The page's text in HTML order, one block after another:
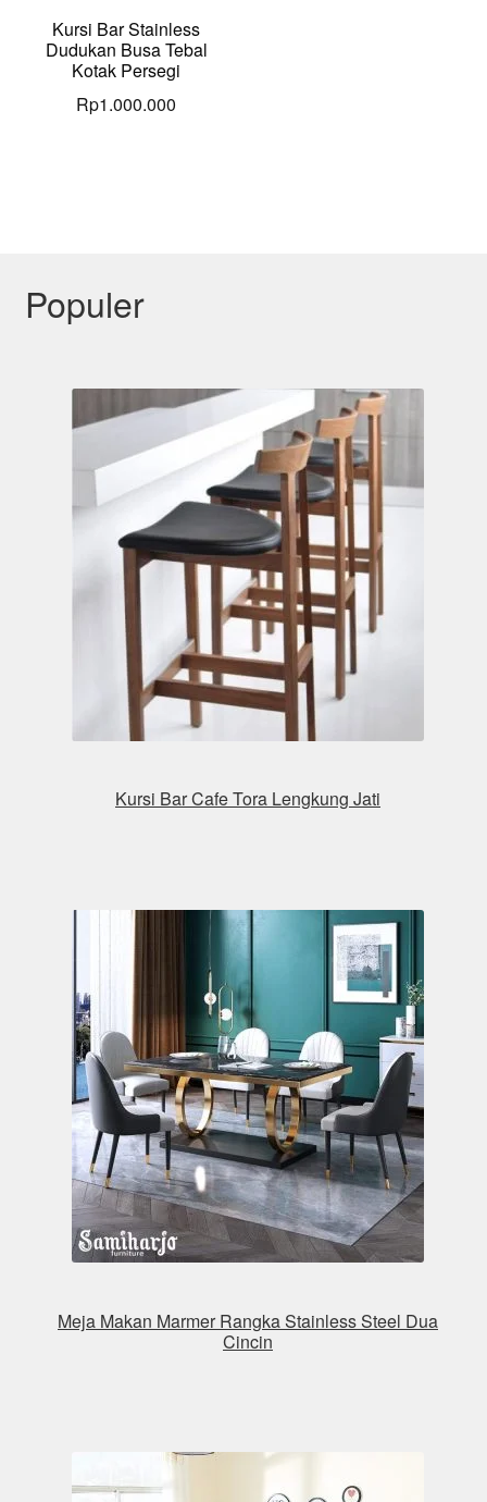
Kursi Bar Stainless
Dudukan Busa Tebal
Kotak Persegi
Rp1.000.000
Populer
Kursi Bar Cafe Tora Lengkung Jati
Meja Makan Marmer Rangka Stainless Steel Dua
Cincin